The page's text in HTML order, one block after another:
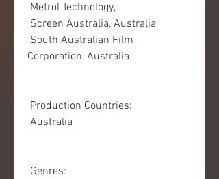
Metrol Technology,
Screen Australia, Australia
Corporation, Australia
Production Countries:
Australia
Genres: